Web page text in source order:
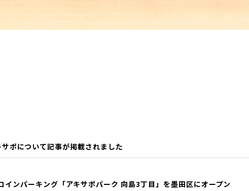
について記事が掲載されました
インパーキング「アキサポパーク 向島3丁目」を墨田区にオープン